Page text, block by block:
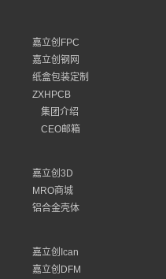
嘉立创FPC
嘉立创钢网
纸盒包装定制
ZXHPCB
集团介绍
CEO邮箱
嘉立创3D
MRO商城
铝合金壳体
嘉立创Ican
嘉立创DFM